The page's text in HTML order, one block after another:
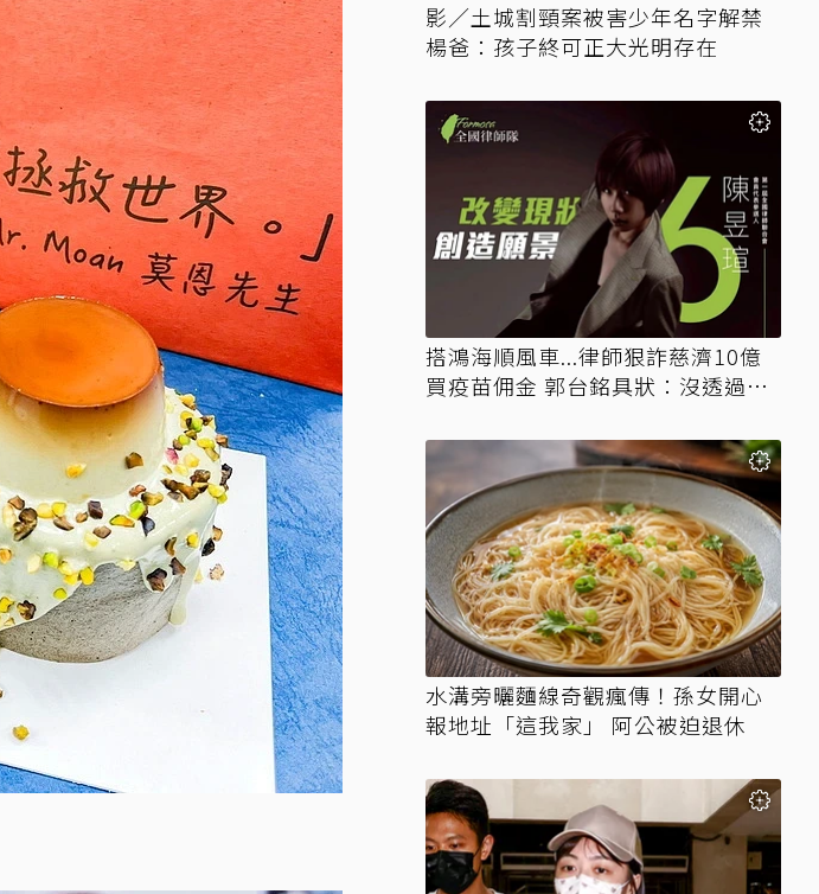
影／土城割頸案被害少年名字解禁
楊爸：孩子終可正大光明存在
搭鴻海順風車...律師狠詐慈濟10億
買疫苗佣金 郭台銘具狀：沒透過仲
水溝旁曬麵線奇觀瘋傳！孫女開心
報地址「這我家」 阿公被迫退休